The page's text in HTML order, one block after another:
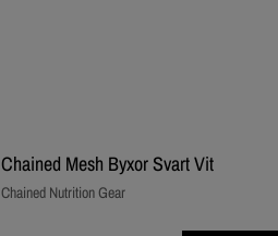
Chained Mesh Byxor Svart Vit
Chained Nutrition Gear